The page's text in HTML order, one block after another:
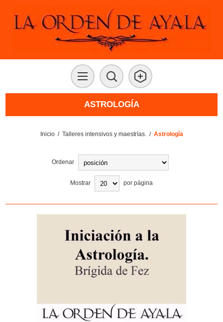
ASTROLOGÍA
Inicio / Talleres intensivos y maestrías. / Astrología
Ordenar
Mostrar por página